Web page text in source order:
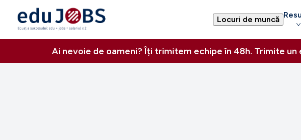
Locuri de muncă
Ai nevoie de oameni? Îți trimitem echipe în 48h. Trimite